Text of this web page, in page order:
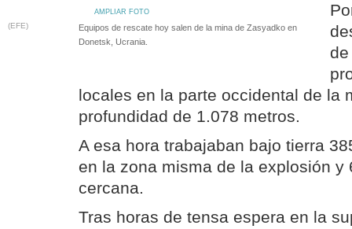
AMPLIAR FOTO
(EFE)
Equipos de rescate hoy salen de la mina de Zasyadko en
Donetsk, Ucrania.
locales en la parte occidental de la
profundidad de 1.078 metros.
A esa hora trabajaban bajo tierra
en la zona misma de la explosión y
cercana.
Tras horas de tensa espera en la